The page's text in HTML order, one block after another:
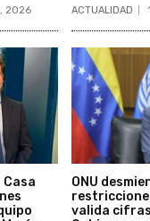
2026 ACTUALIDAD
ONU
valida